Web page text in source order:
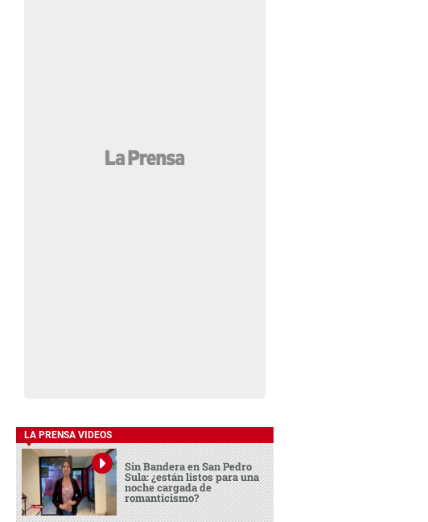
LA PRENSA VIDEOS
Sin Bandera en San Pedro
Sula: ¿están listos para una
noche cargada de
romanticismo?